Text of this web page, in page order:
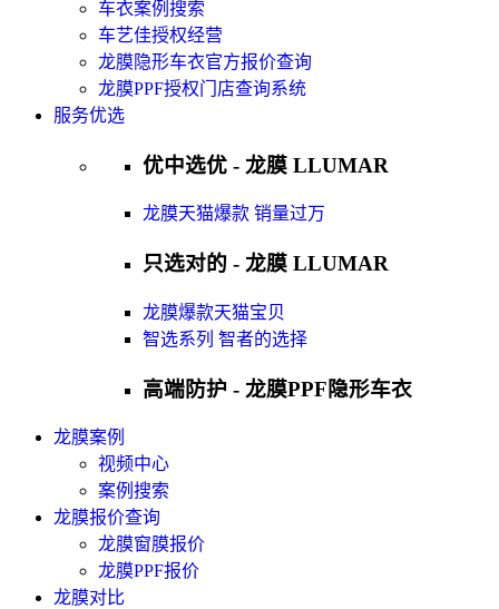
车衣案例搜索
车艺佳授权经营
龙膜隐形车衣官方报价查询
龙膜PPF授权门店查询系统
服务优选
优中选优 - 龙膜 LLUMAR
龙膜天猫爆款 销量过万
只选对的 - 龙膜 LLUMAR
龙膜爆款天猫宝贝
智选系列 智者的选择
高端防护 - 龙膜PPF隐形车衣
龙膜案例
视频中心
案例搜索
龙膜报价查询
龙膜窗膜报价
龙膜PPF报价
龙膜对比